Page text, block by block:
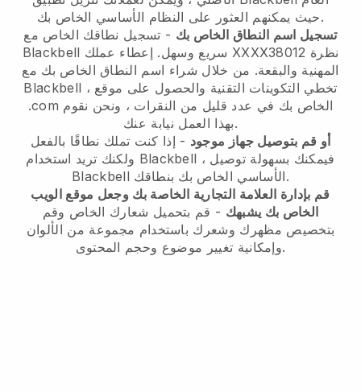
حيث يمكنهم العثور على النظام الأساسي الخاص بك.
تسجيل اسم النطاق الخاص بك - تسجيل نطاقك الخاص مع
Blackbell سريع وسهل. إعطاء عملك XXXX38012 نظرة
المهنية والبقعة. من خلال شراء اسم النطاق الخاص بك مع
Blackbell ، تخطي التكوينات التقنية والحصول على موقع
.com الخاص بك في عدد قليل من النقرات ، ونحن نقوم
بهذا العمل نيابة عنك.
أو قم بتوصيل جهاز موجود - إذا كنت تملك نطاقًا بالفعل
ولكنك تريد استخدام Blackbell ، فيمكنك بسهولة توصيل
Blackbell الأساسي الخاص بك بنطاقك.
قم بإدارة العلامة التجارية الخاصة بك وجعل موقع الويب
الخاص بك يشبهك - قم بتحميل شعارك الخاص وقم
بتخصيص مظهرك وشعرك باستخدام مجموعة من الألوان
وإمكانية تغيير موضوع وحجم المحتوى.